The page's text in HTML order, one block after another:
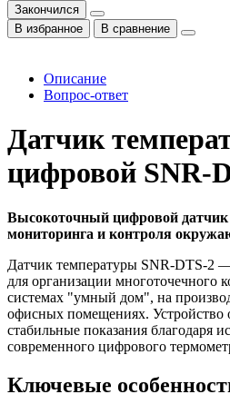
Закончился
В избранное
В сравнение
Описание
Вопрос-ответ
Датчик
цифровой SNR-
Высокоточный цифровой датчик
мониторинга и контроля
Датчик температуры SNR-DTS-2
для организации многоточечного
системах "умный дом", на
офисных помещениях. Устройство
стабильные показания благодаря
современного цифрового
Ключевые